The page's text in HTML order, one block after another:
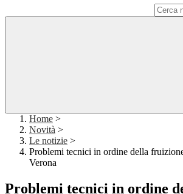
Home >
Novità >
Le notizie >
Problemi tecnici in ordine della
Verona
Problemi tecnici in ordine